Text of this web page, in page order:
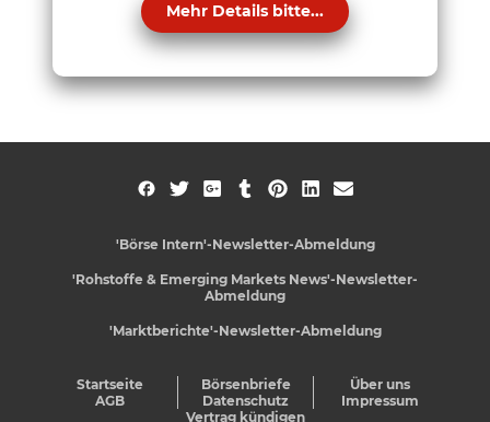
Mehr Details bitte...
'Börse Intern'-Newsletter-Abmeldung
'Rohstoffe & Emerging Markets News'-Newsletter-
Abmeldung
'Marktberichte'-Newsletter-Abmeldung
Startseite Börsenbriefe
Über uns
AGB
Datenschutz
Impressum
Vertrag kündigen